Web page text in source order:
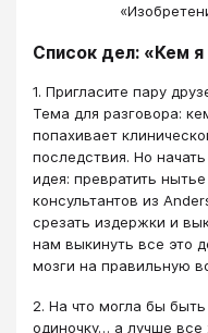
Список дел: «Кем
1. Пригласите пару
Тема для разговора:
попахивает
последствия. Но
идея: превратить
консультантов из
срезать издержки и
нам выкинуть все это
мозги на правильную
2. На что могла бы
одиночку… а лучше